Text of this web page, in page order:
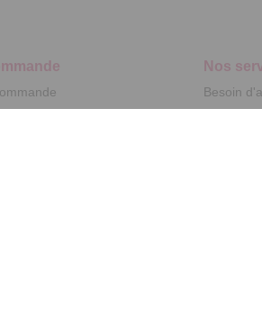
Nos
Besoin